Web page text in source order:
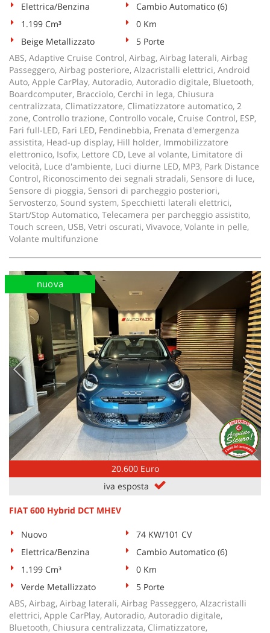
Elettrica/Benzina
Cambio Automatico (6)
1.199 Cm³
0 Km
Beige Metallizzato
5 Porte
ABS, Adaptive Cruise Control, Airbag, Airbag laterali, Airbag
Passeggero, Airbag posteriore, Alzacristalli elettrici, Android
Auto, Apple CarPlay, Autoradio, Autoradio digitale, Bluetooth,
Boardcomputer, Bracciolo, Cerchi in lega, Chiusura
centralizzata, Climatizzatore, Climatizzatore automatico, 2
zone, Controllo trazione, Controllo vocale, Cruise Control, ESP,
Fari full-LED, Fari LED, Fendinebbia, Frenata d'emergenza
assistita, Head-up display, Hill holder, Immobilizzatore
elettronico, Isofix, Lettore CD, Leve al volante, Limitatore di
velocità, Luce d'ambiente, Luci diurne LED, MP3, Park Distance
Control, Riconoscimento dei segnali stradali, Sensore di luce,
Sensore di pioggia, Sensori di parcheggio posteriori,
Servosterzo, Sound system, Specchietti laterali elettrici,
Start/Stop Automatico, Telecamera per parcheggio assistito,
Touch screen, USB, Vetri oscurati, Vivavoce, Volante in pelle,
Volante multifunzione
20.600 Euro
iva esposta
nuova
FIAT 600 Hybrid DCT MHEV
Nuovo
74 KW/101 CV
Elettrica/Benzina
Cambio Automatico (6)
1.199 Cm³
0 Km
Verde Metallizzato
5 Porte
ABS, Airbag, Airbag laterali, Airbag Passeggero, Alzacristalli
elettrici, Apple CarPlay, Autoradio, Autoradio digitale,
Bluetooth, Chiusura centralizzata, Climatizzatore,